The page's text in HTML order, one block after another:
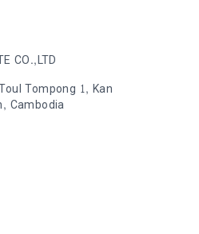
CO.,LTD
Tompong 1, Kan
Cambodia